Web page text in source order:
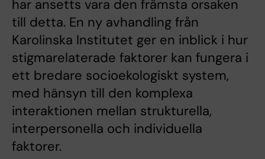
har ansetts vara den främsta orsaken
till detta. En ny avhandling från
Karolinska Institutet ger en inblick i hur
stigmarelaterade faktorer kan fungera i
ett bredare socioekologiskt system,
med hänsyn till den komplexa
interaktionen mellan strukturella,
interpersonella och individuella
faktorer.